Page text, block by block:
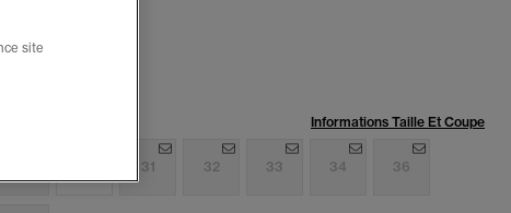
Informations Taille Et Coupe
31 32 33 34 36
site